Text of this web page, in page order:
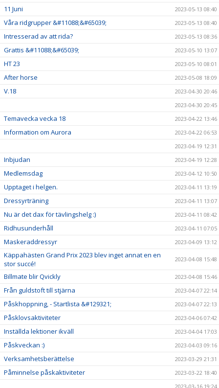
11 Juni 2023-05-13 08:40
Våra ridgrupper &#11088;&#65039; 2023-05-13 08:40
Intresserad av att rida? 2023-05-13 08:36
Grattis &#11088;&#65039; 2023-05-10 13:07
HT 23 2023-05-10 08:01
After horse 2023-05-08 18:09
V.18
2023-04-30 20:46
2023-04-30 20:45
Temavecka vecka 18 2023-04-22 13:46
Information om Aurora
2023-04-22 06:53
2023-04-19 12:31
Inbjudan 2023-04-19 12:28
Medlemsdag 2023-04-12 10:50
Upptaget i helgen. 2023-04-11 13:19
Dressyrträning 2023-04-11 13:07
Nu är det dax för tävlingshelg :) 2023-04-11 08:42
Ridhusunderhåll 2023-04-11 07:05
Maskeraddressyr 2023-04-09 13:12
Käppahästen Grand Prix 2023 blev inget annat en en
stor succé!
2023-04-08 15:48
Billmate blir Qvickly 2023-04-08 15:46
Från guldstoft till stjärna 2023-04-07 22:14
Påskhoppning, - Startlista &#129321; 2023-04-07 22:13
Påsklovsaktiviteter 2023-04-06 07:42
Inställda lektioner ikväll 2023-04-04 17:03
Påskveckan :) 2023-04-03 09:16
Verksamhetsberättelse 2023-03-29 21:31
Påminnelse påskaktiviteter
2023-03-22 18:40
2023-03-16 19:24